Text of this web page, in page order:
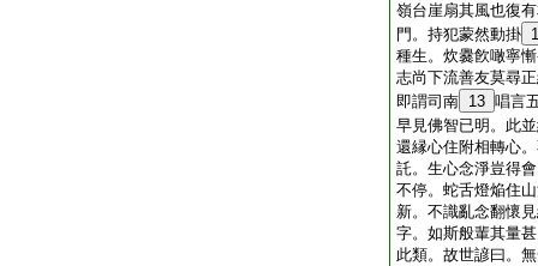
嶺台崖扇其風也復
門。持犯蒙然動掛
種生。炊爨飮噉寧
志尚下流善友莫尋
即謂司南 13 唱言
早見佛智已明。此
還縁心住附相轉心
託。生心念淨豈得
不停。蛇舌燈焔住
新。不識亂念翻懷
字。如斯般輩其量
此類。故世諺曰。